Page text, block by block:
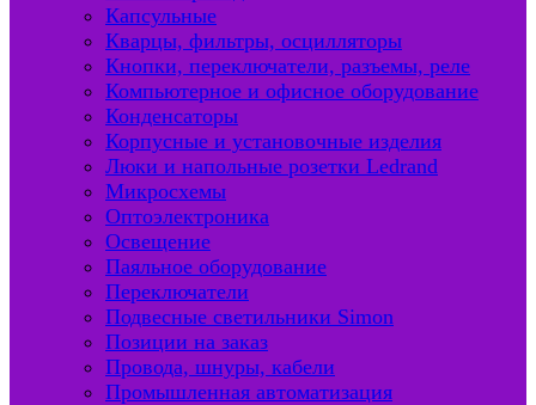
Капсульные
Кварцы, фильтры, осцилляторы
Кнопки, переключатели, разъемы, реле
Компьютерное и офисное оборудование
Конденсаторы
Корпусные и установочные изделия
Люки и напольные розетки Ledrand
Микросхемы
Оптоэлектроника
Освещение
Паяльное оборудование
Переключатели
Подвесные светильники Simon
Позиции на заказ
Провода, шнуры, кабели
Промышленная автоматизация